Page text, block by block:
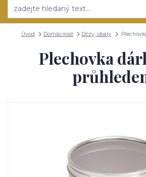
Úvod Domácnost Dózy, obaly
Plechovka